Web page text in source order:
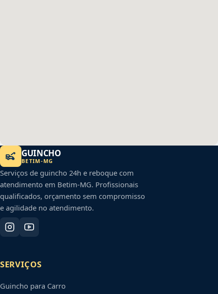
GUINCHO
BETIM-MG
Serviços de guincho 24h e reboque com
atendimento em Betim-MG. Profissionais
qualificados, orçamento sem compromisso
e agilidade no atendimento.
SERVIÇOS
Guincho para Carro